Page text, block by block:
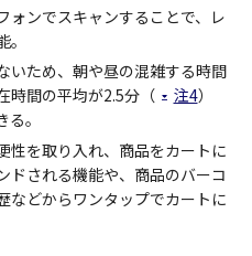
ォンでスキャンすることで、レ
いため、朝や昼の混雑する時間
時間の平均が2.5分（
注4）
。
性を取り入れ、商品をカートに
ドされる機能や、商品のバーコ
などからワンタップでカートに